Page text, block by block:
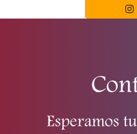
Esperamos